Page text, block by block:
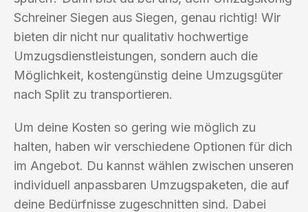
Schreiner Siegen aus Siegen, genau richtig! Wir
bieten dir nicht nur qualitativ hochwertige
Umzugsdienstleistungen, sondern auch die
Möglichkeit, kostengünstig deine Umzugsgüter
nach Split zu transportieren.
Um deine Kosten so gering wie möglich zu
halten, haben wir verschiedene Optionen für dich
im Angebot. Du kannst wählen zwischen unseren
individuell anpassbaren Umzugspaketen, die auf
deine Bedürfnisse zugeschnitten sind. Dabei